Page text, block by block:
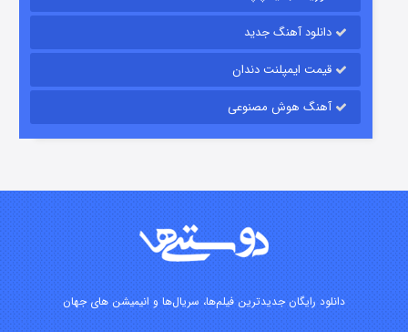
قسمت۲ (دوبله) منتشر شد
دانلود آهنگ جدید
قیمت ایمپلنت دندان
آهنگ هوش مصنوعی
دانلود رایگان جدیدترین فیلم‌ها، سریال‌ها و انیمیشن های جهان